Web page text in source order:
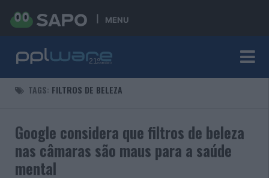
MENU
TAGS: FILTROS DE BELEZA
Google considera que filtros de beleza
nas câmaras são maus para a saúde
mental